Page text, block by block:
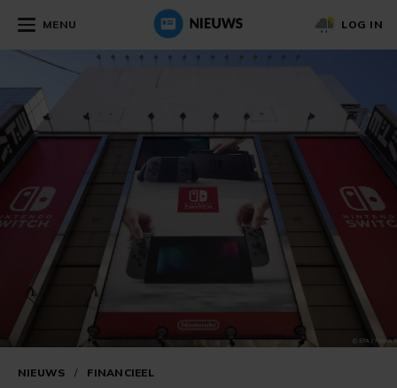
MENU LOG IN
NIEUWS / FINANCIEEL